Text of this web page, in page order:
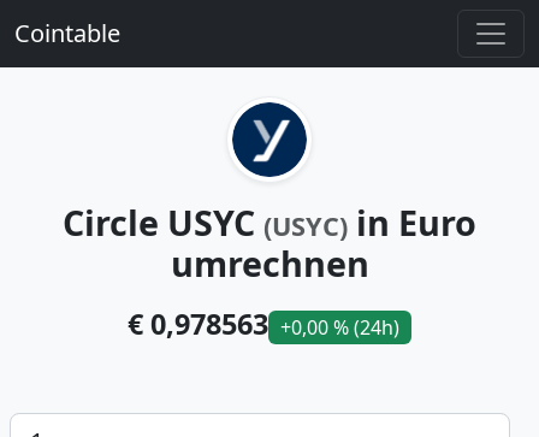
Cointable
Circle USYC (USYC) in Euro
umrechnen
€ 0,978563 +0,00 % (24h)
Betrag